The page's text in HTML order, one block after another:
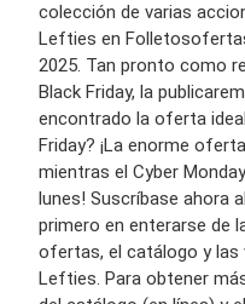
colección de varias
Lefties en
2025. Tan pronto como
Black Friday, la
encontrado la oferta
Friday? ¡La enorme
mientras el Cyber
lunes! Suscríbase ahora
primero en enterarse de
ofertas, el catálogo y las
Lefties. Para obtener